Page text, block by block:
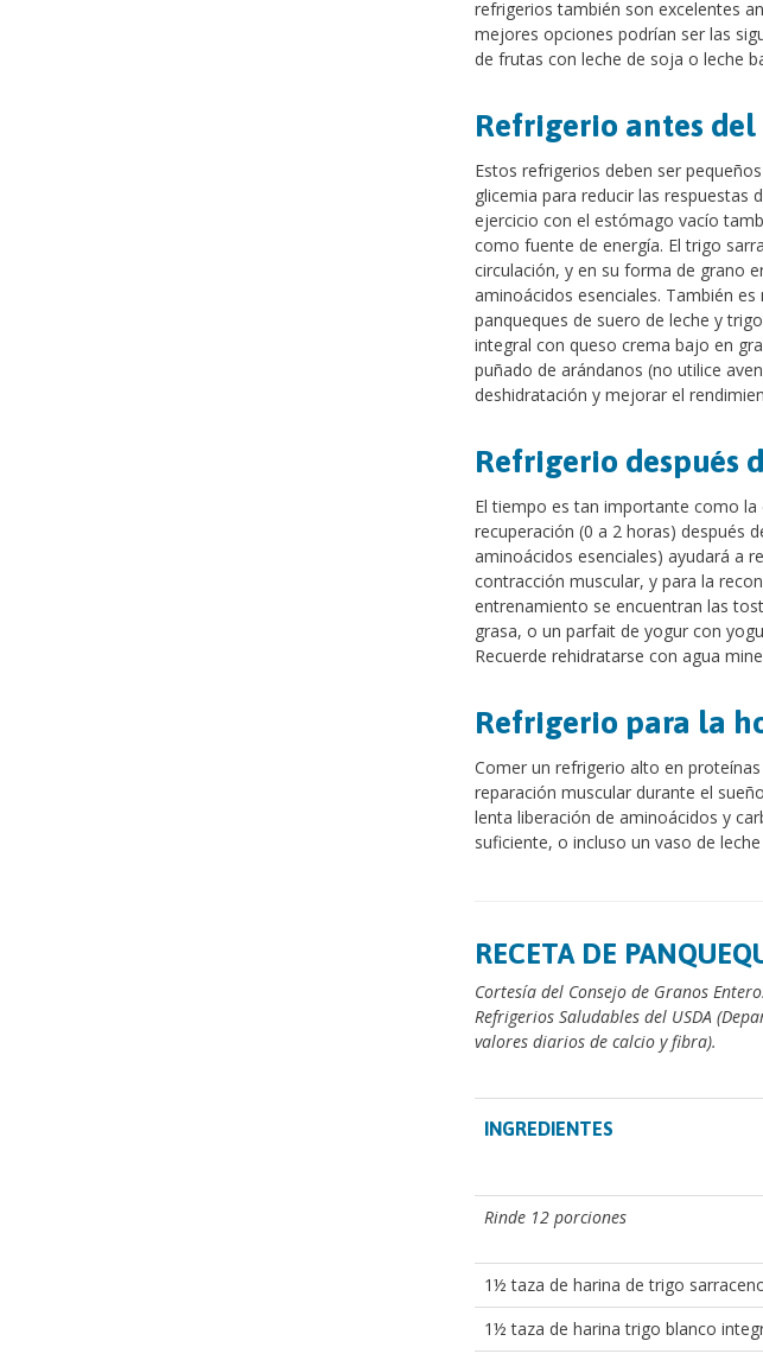
refrigerios también son excelentes
mejores opciones podrían ser las
de frutas con leche de soja o leche
Refrigerio antes
Estos refrigerios deben ser
glicemia para reducir las respuestas
ejercicio con el estómago vacío
como fuente de energía. El trigo
circulación, y en su forma de grano
aminoácidos esenciales. También
panqueques de suero de leche y
integral con queso crema bajo en
puñado de arándanos (no utilice
deshidratación y mejorar el
Refrigerio después
El tiempo es tan importante como la
recuperación (0 a 2 horas) después
aminoácidos esenciales) ayudará a
contracción muscular, y para la
entrenamiento se encuentran las
grasa, o un parfait de yogur con
Recuerde rehidratarse con agua
Refrigerio para la
Comer un refrigerio alto en
reparación muscular durante el
lenta liberación de aminoácidos y
suficiente, o incluso un vaso de
RECETA DE
Cortesía del Consejo de Granos
Refrigerios Saludables del USDA
valores diarios de calcio y fibra).
INGREDIENTES
Rinde 12 porciones
1½ taza de harina de trigo
1½ taza de harina trigo blanco